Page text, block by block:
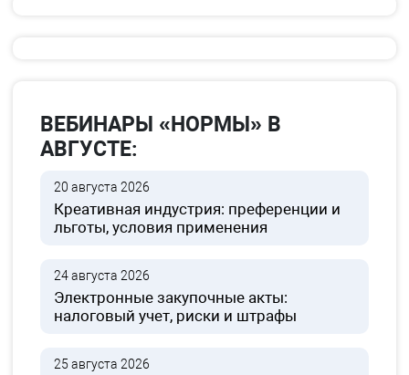
ВЕБИНАРЫ «НОРМЫ» В
АВГУСТЕ:
20 августа 2026
Креативная индустрия: преференции и
льготы, условия применения
24 августа 2026
Электронные закупочные акты:
налоговый учет, риски и штрафы
25 августа 2026